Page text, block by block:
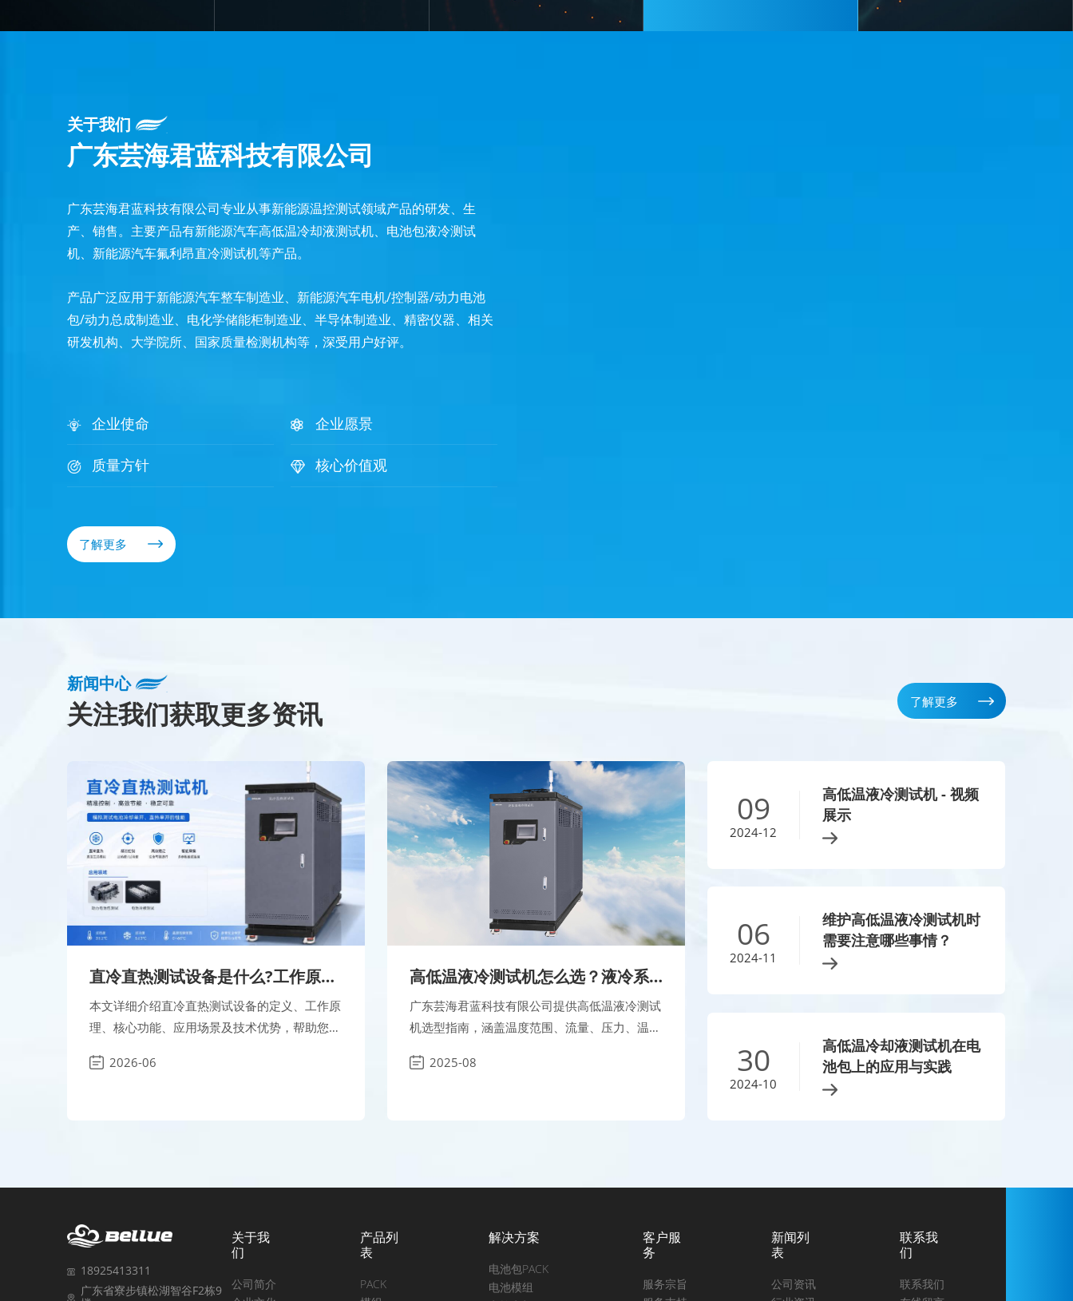
关于我们
广东芸海君蓝科技有限公司
广东芸海君蓝科技有限公司专业从事新能源温控测试领域产品的研发、生
产、销售。主要产品有新能源汽车高低温冷却液测试机、电池包液冷测试
机、新能源汽车氟利昂直冷测试机等产品。
产品广泛应用于新能源汽车整车制造业、新能源汽车电机/控制器/动力电池
包/动力总成制造业、电化学储能柜制造业、半导体制造业、精密仪器、相关
研发机构、大学院所、国家质量检测机构等，深受用户好评。
企业使命 企业愿景
质量方针 核心价值观
了解更多
新闻中心
关注我们获取更多资讯 了解更多
直冷直热测试设备是什么?工作原理
全面解析
本文详细介绍直冷直热测试设备的定义、工作原
理、核心功能、应用场景及技术优势，帮助您全
案。
2026-06
高低温液冷测试机怎么选？液冷系
统测试设备选型要点
广东芸海君蓝科技有限公司提供高低温液冷测试
机选型指南，涵盖温度范围、流量、压力、温
池包、模组及液冷系统测试需求精准选型。适用
2025-08
09
2024-12
高低温液冷测试机 - 视频
展示
06
2024-11
维护高低温液冷测试机时
需要注意哪些事情？
30
2024-10
高低温冷却液测试机在电
池包上的应用与实践
18925413311
广东省寮步镇松湖智谷F2栋9
关于我
们
公司简介
产品列
表
PACK
解决方案
电池包PACK
电池模组
客户服
务
服务宗旨
新闻列
表
公司资讯
联系我
们
联系我们